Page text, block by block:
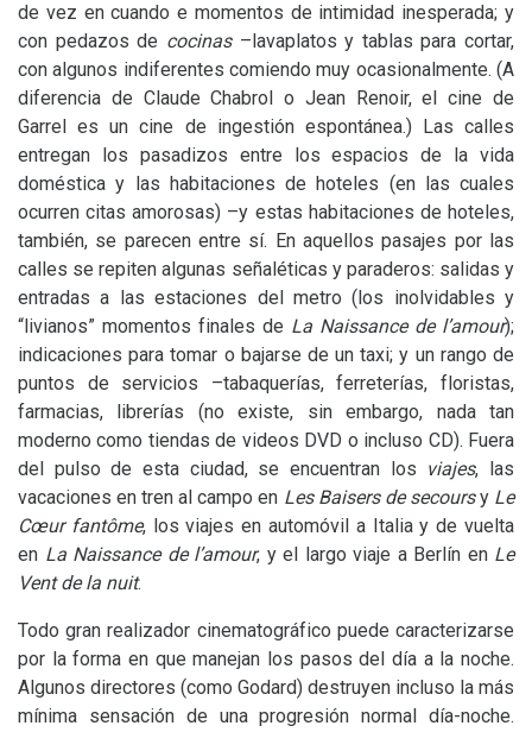
de vez en cuando e momentos de intimidad inesperada; y
con pedazos de cocinas–lavaplatos y tablas para cortar,
con algunos indiferentes comiendo muy ocasionalmente. (A
diferencia de Claude Chabrol o Jean Renoir, el cine de
Garrel es un cine de ingestión espontánea.) Las calles
entregan los pasadizos entre los espacios de la vida
doméstica y las habitaciones de hoteles (en las cuales
ocurren citas amorosas) –y estas habitaciones de hoteles,
también, se parecen entre sí. En aquellos pasajes por las
calles se repiten algunas señaléticas y paraderos: salidas y
entradas a las estaciones del metro (los inolvidables y
“livianos” momentos finales de La Naissance de l’amour);
indicaciones para tomar o bajarse de un taxi; y un rango de
puntos de servicios –tabaquerías, ferreterías, floristas,
farmacias, librerías (no existe, sin embargo, nada tan
moderno como tiendas de videos DVD o incluso CD). Fuera
del pulso de esta ciudad, se encuentran los viajes, las
vacaciones en tren al campo en Les Baisers de secoursy Le
Cœur fantôme, los viajes en automóvil a Italia y de vuelta
en La Naissance de l’amour, y el largo viaje a Berlín en Le
Vent de la nuit.
Todo gran realizador cinematográfico puede caracterizarse
por la forma en que manejan los pasos del día a la noche.
Algunos directores (como Godard) destruyen incluso la más
mínima sensación de una progresión normal día-noche.